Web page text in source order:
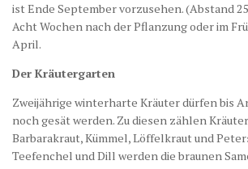
ist Ende September vorzusehen. (Abstand
Acht Wochen nach der Pflanzung oder im
April.
Der Kräutergarten
Zweijährige winterharte Kräuter dürfen bis
noch gesät werden. Zu diesen zählen
Barbarakraut, Kümmel, Löffelkraut und
Teefenchel und Dill werden die braunen